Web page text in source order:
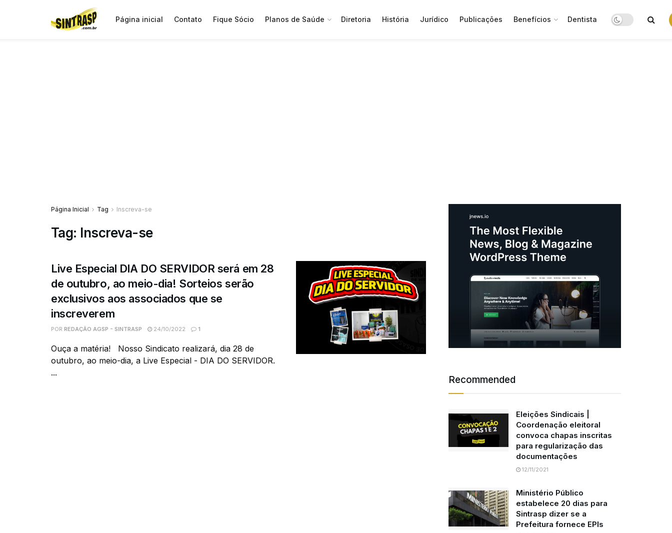
Página inicial Contato Fique Sócio Planos de Saúde Diretoria História Jurídico Publicações Benefícios Dentista
Página Inicial Tag Inscreva-se
Tag: Inscreva-se
Live Especial DIA DO SERVIDOR será em 28
de outubro, ao meio-dia! Sorteios serão
exclusivos aos associados que se
inscreverem
POR REDAÇÃO AGSP - SINTRASP 24/10/2022 1
Ouça a matéria! Nosso Sindicato realizará, dia 28 de
outubro, ao meio-dia, a Live Especial - DIA DO SERVIDOR.
...
Recommended
Eleições Sindicais |
Coordenação eleitoral
convoca chapas inscritas
para regularização das
documentações
12/11/2021
Ministério Público
estabelece 20 dias para
Sintrasp dizer se a
Prefeitura fornece EPIs